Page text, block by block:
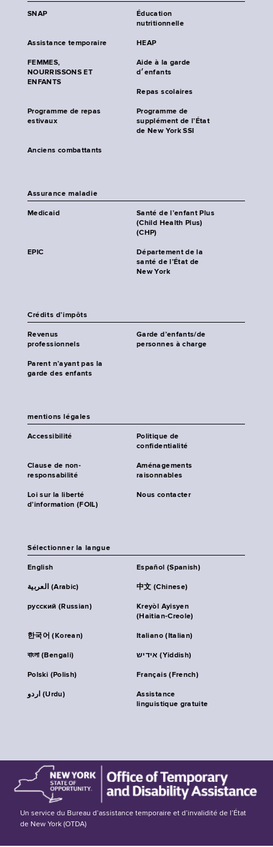
SNAP
Éducation
nutritionnelle
Assistance temporaire HEAP
FEMMES,
NOURRISSONS ET
ENFANTS
Aide à la garde
d׳enfants
Repas scolaires
Programme de repas
estivaux
Programme de
supplément de l’État
de New York SSI
Anciens combattants
Assurance maladie
Medicaid
Santé de l’enfant Plus
(Child Health Plus)
(CHP)
EPIC
Département de la
santé de l’État de
New York
Crédits d’impôts
Revenus
professionnels
Garde d’enfants/de
personnes à charge
Parent n’ayant pas la
garde des enfants
mentions légales
Accessibilité
Politique de
confidentialité
Clause de non-
responsabilité
Aménagements
raisonnables
Loi sur la liberté
d’information (FOIL)
Nous contacter
Sélectionner la langue
English Español (Spanish)
العربية (Arabic) 中文 (Chinese)
русский (Russian)
Kreyòl Ayisyen
(Haitian-Creole)
한국어 (Korean) Italiano (Italian)
বাংলা (Bengali) אידיש (Yiddish)
Polski (Polish) Français (French)
اردو (Urdu)
Assistance
linguistique gratuite
Un service du Bureau d’assistance temporaire et d’invalidité de l’État
de New York (OTDA)